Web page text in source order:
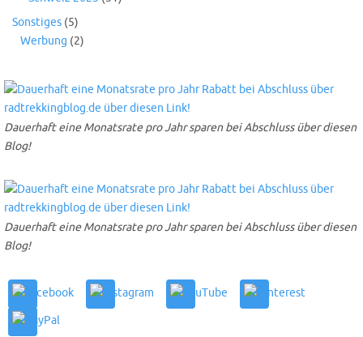
Sonstiges (5)
Werbung (2)
Dauerhaft eine Monatsrate pro Jahr sparen bei Abschluss über diesen
Blog!
Dauerhaft eine Monatsrate pro Jahr sparen bei Abschluss über diesen
Blog!